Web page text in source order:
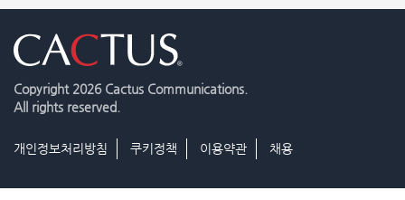
Copyright 2026 Cactus Communications.
All rights reserved.
개인정보처리방침 쿠키정책 이용약관 채용